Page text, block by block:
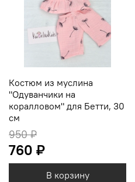
Костюм из муслина
"Одуванчики на
коралловом" для Бетти, 30
см
950 ₽
760 ₽
В корзину